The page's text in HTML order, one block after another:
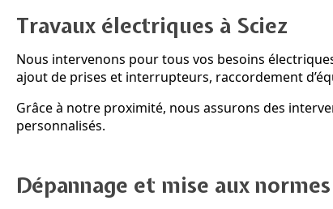
Travaux électriques à Sciez
Nous intervenons pour tous vos besoins
ajout de prises et interrupteurs, raccordement
Grâce à notre proximité, nous assurons des
personnalisés.
Dépannage et mise aux